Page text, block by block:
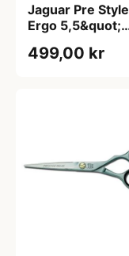
Jaguar Pre Style
Ergo 5,5&quot;
499,00 kr